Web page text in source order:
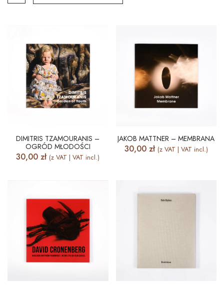
DIMITRIS TZAMOURANIS –
OGRÓD MŁODOŚCI
30,00zł (z VAT | VAT incl.)
JAKOB MATTNER – MEMBRANA
30,00 zł (z VAT | VAT incl.)